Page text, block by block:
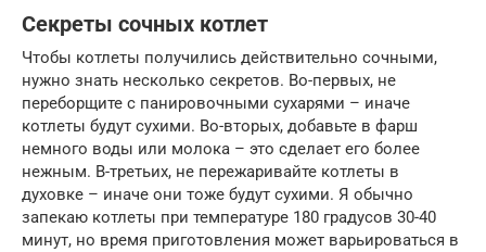
Секреты сочных котлет
Чтобы котлеты получились действительно сочными,
нужно знать несколько секретов. Во-первых, не
переборщите с панировочными сухарями – иначе
котлеты будут сухими. Во-вторых, добавьте в фарш
немного воды или молока – это сделает его более
нежным. В-третьих, не пережаривайте котлеты в
духовке – иначе они тоже будут сухими. Я обычно
запекаю котлеты при температуре 180 градусов 30-40
минут, но время приготовления может варьироваться в